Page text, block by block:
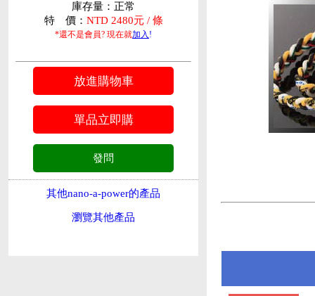
庫存量：正常
特 價： NTD 2480元 / 條
*還不是會員? 現在就加入 !
其他nano-a-power的產品
瀏覽其他產品